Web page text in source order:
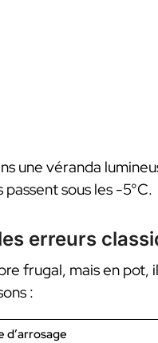
une véranda
sous les -5°C.
erreurs
frugal, mais en pot,
:
d’arrosage